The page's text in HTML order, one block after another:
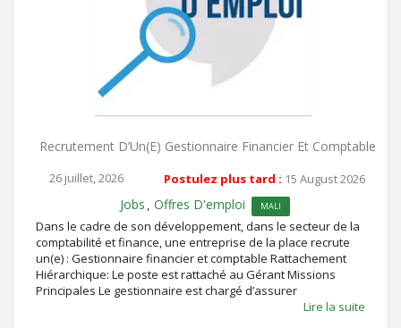
Recrutement D’Un(e) Gestionnaire Financier Et Comptable
26 juillet, 2026 Postulez plus tard : 15 August 2026
Jobs Offres D'emploi MALI
Dans le cadre de son développement, dans le secteur de la
comptabilité et finance, une entreprise de la place recrute
un(e) : Gestionnaire financier et comptable Rattachement
Hiérarchique: Le poste est rattaché au Gérant Missions
Principales Le gestionnaire est chargé d’assurer
Lire la suite